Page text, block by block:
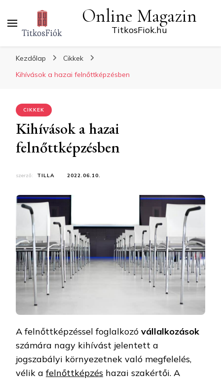
Online Magazin
TitkosFiok.hu
Kezdőlap
Cikkek
Kihívások a hazai felnőttképzésben
CIKKEK
Kihívások a hazai
felnőttképzésben
szerző: TILLA 2022.06.10.
A felnőttképzéssel foglalkozó vállalkozások
számára nagy kihívást jelentett a
jogszabályi környezetnek való megfelelés,
vélik afelnőttképzés hazai szakértői. A